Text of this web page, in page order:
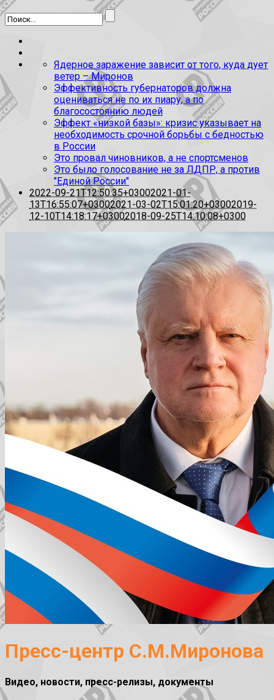
Ядерное заражение зависит от того, куда дует
ветер – Миронов
Эффективность губернаторов должна
оцениваться не по их пиару, а по
благосостоянию людей
Эффект «низкой базы»: кризис указывает на
необходимость срочной борьбы с бедностью
в России
Это провал чиновников, а не спортсменов
Это было голосование не за ЛДПР, а против
"Единой России"
2022-09-21T12:50:35+03002021-01-
13T16:55:07+03002021-03-02T15:01:20+03002019-
12-10T14:18:17+03002018-09-25T14:10:08+0300
Пресс-центр С.М.Миронова
Видео, новости, пресс-релизы, документы